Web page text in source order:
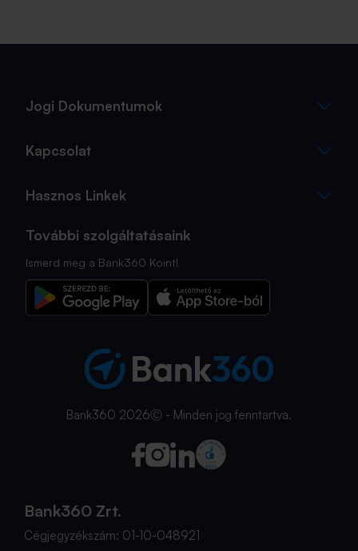
Jogi Dokumentumok
Kapcsolat
Hasznos Linkek
További szolgáltatásaink
Ismerd meg a Bank360 Koint!
Bank360 2026Ⓒ - Minden jog fenntartva.
Bank360 Zrt.
Cégjegyzékszám: 01-10-048921